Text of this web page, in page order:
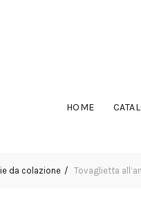
HOME
da colazione Tovaglietta